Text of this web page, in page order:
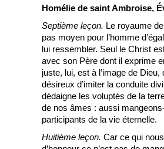
Homélie de saint Ambroise,
Septième leçon. Le royaume
pas moyen pour l’homme
lui ressembler. Seul le Christ
avec son Père dont il exprime
juste, lui, est à l’image de
désireux d’imiter la conduite
dédaigne les voluptés de la
de nos âmes : aussi
participants de la vie éternelle.
Huitième leçon. Car ce qui